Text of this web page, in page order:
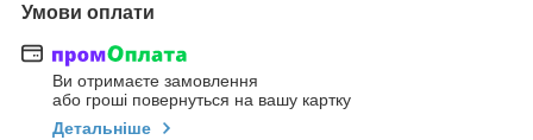
Умови оплати
Ви отримаєте замовлення
або гроші повернуться на вашу картку
Детальніше